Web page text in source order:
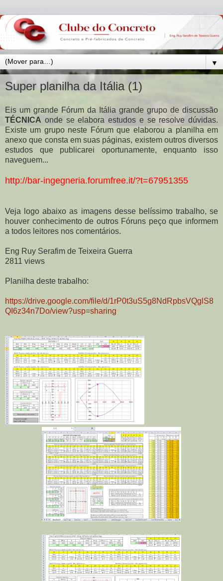
▼
Super planilha da Itália (1)
Eis um grande Fórum da Itália grande grupo de discussão
TÉCNICA onde se elabora estudos e se resolve dúvidas.
Existe um grupo neste Fórum que elaborou a planilha em
anexo que consta em suas páginas, existem outros diversos
estudos que publicarei oportunamente, enquanto isso
naveguem...
http://bar-ingegneria.forumfree.it/?t=67951355
Veja logo abaixo as imagens desse belíssimo trabalho, se
houver conhecimento de outros Fóruns peço que informem
a todos leitores nos comentários.
Eng Ruy Serafim de Teixeira Guerra
2811 views
Planilha deste trabalho:
https://drive.google.com/file/d/1rP0t3uS5g8NdRpbsVQglS8
QI6z34n7Do/view?usp=sharing